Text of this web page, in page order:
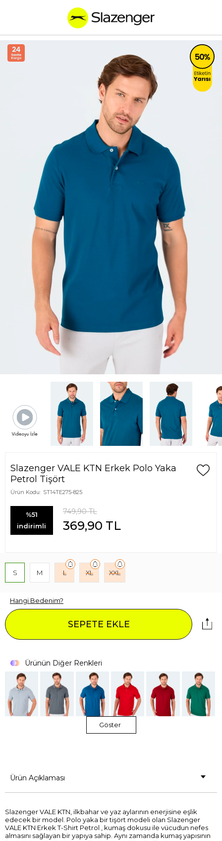
Slazenger VALE KTN Erkek Polo Yaka
Petrol Tişört
Ürün Kodu: ST14TE275-825
%51
indirimli
749,90TL
369,90 TL
S M L XL XXL
Hangi Bedenim?
SEPETE EKLE
Ürünün Diğer Renkleri
Göster
Ürün Açıklaması
Slazenger VALE KTN, ilkbahar ve yaz aylarının enerjisine eşlik
edecek bir model. Polo yaka bir tişört modeli olan Slazenger
VALE KTN Erkek T-Shirt Petrol , kumaş dokusu ile vücudun nefes
almasını sağlayan bir yapıya sahip. Aynı zamanda kumaş yapısının